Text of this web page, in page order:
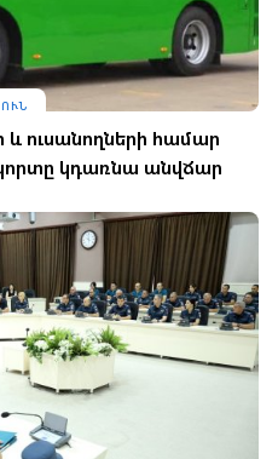
և ուսանողների համար
կդառնա անվճար